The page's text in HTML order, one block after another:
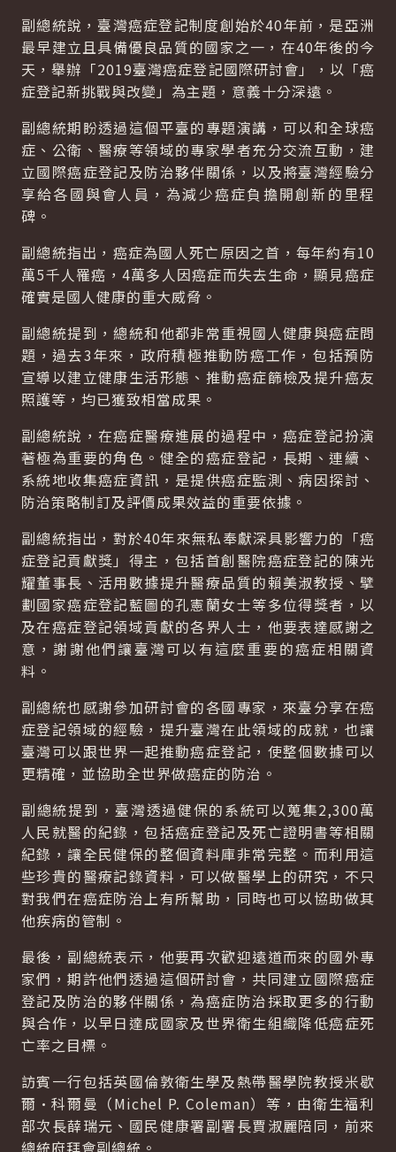
副總統說，臺灣癌症登記制度創始於40年前，是亞洲
最早建立且具備優良品質的國家之一，在40年後的今
天，舉辦「2019臺灣癌症登記國際研討會」，以「癌
症登記新挑戰與改變」為主題，意義十分深遠。
副總統期盼透過這個平臺的專題演講，可以和全球癌
症、公衛、醫療等領域的專家學者充分交流互動，建
立國際癌症登記及防治夥伴關係，以及將臺灣經驗分
享給各國與會人員，為減少癌症負擔開創新的里程
碑。
副總統指出，癌症為國人死亡原因之首，每年約有10
萬5千人罹癌，4萬多人因癌症而失去生命，顯見癌症
確實是國人健康的重大威脅。
副總統提到，總統和他都非常重視國人健康與癌症問
題，過去3年來，政府積極推動防癌工作，包括預防
宣導以建立健康生活形態、推動癌症篩檢及提升癌友
照護等，均已獲致相當成果。
副總統說，在癌症醫療進展的過程中，癌症登記扮演
著極為重要的角色。健全的癌症登記，長期、連續、
系統地收集癌症資訊，是提供癌症監測、病因探討、
防治策略制訂及評價成果效益的重要依據。
副總統指出，對於40年來無私奉獻深具影響力的「癌
症登記貢獻獎」得主，包括首創醫院癌症登記的陳光
耀董事長、活用數據提升醫療品質的賴美淑教授、擘
劃國家癌症登記藍圖的孔憲蘭女士等多位得獎者，以
及在癌症登記領域貢獻的各界人士，他要表達感謝之
意，謝謝他們讓臺灣可以有這麼重要的癌症相關資
料。
副總統也感謝參加研討會的各國專家，來臺分享在癌
症登記領域的經驗，提升臺灣在此領域的成就，也讓
臺灣可以跟世界一起推動癌症登記，使整個數據可以
更精確，並協助全世界做癌症的防治。
副總統提到，臺灣透過健保的系統可以蒐集2,300萬
人民就醫的紀錄，包括癌症登記及死亡證明書等相關
紀錄，讓全民健保的整個資料庫非常完整。而利用這
些珍貴的醫療記錄資料，可以做醫學上的研究，不只
對我們在癌症防治上有所幫助，同時也可以協助做其
他疾病的管制。
最後，副總統表示，他要再次歡迎遠道而來的國外專
家們，期許他們透過這個研討會，共同建立國際癌症
登記及防治的夥伴關係，為癌症防治採取更多的行動
與合作，以早日達成國家及世界衛生組織降低癌症死
亡率之目標。
訪賓一行包括英國倫敦衛生學及熱帶醫學院教授米歇
爾•科爾曼（Michel P. Coleman）等，由衛生福利
部次長薛瑞元、國民健康署副署長賈淑麗陪同，前來
總統府拜會副總統。